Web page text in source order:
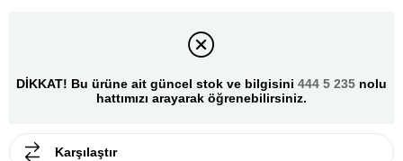
DİKKAT! Bu ürüne ait güncel stok ve bilgisini 444 5 235 nolu
hattımızı arayarak öğrenebilirsiniz.
Karşılaştır